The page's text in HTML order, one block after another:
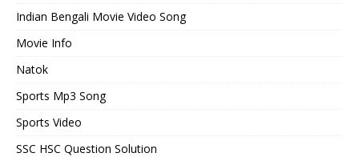
Indian Bengali Movie Video Song
Movie Info
Natok
Sports Mp3 Song
Sports Video
SSC HSC Question Solution